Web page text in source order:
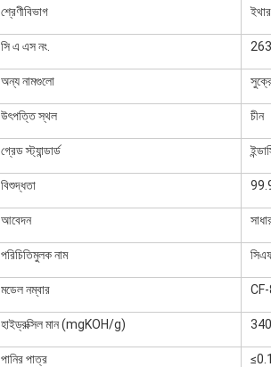
শ্রেণীবিভাগ ইথার
সি এ এস নং.
অন্য নামগুলো
উৎপত্তি স্থল চীন
গ্রেড স্ট্যান্ডার্ড
বিশুদ্ধতা
আবেদন
পরিচিতিমুলক নাম
মডেল নম্বার
হাইড্রক্সিল মান (mgKOH/g)
পানির পাত্র ≤0.1